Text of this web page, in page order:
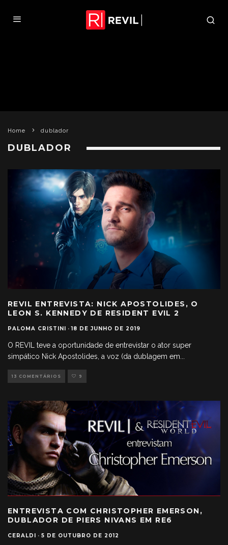
Home dublador
DUBLADOR
REVIL ENTREVISTA: NICK APOSTOLIDES, O
LEON S. KENNEDY DE RESIDENT EVIL 2
PALOMA CRISTINI · 18 DE JUNHO DE 2019
O REVIL teve a oportunidade de entrevistar o ator super
simpático Nick Apostolides, a voz (da dublagem em
13 COMENTÁRIOS 9
ENTREVISTA COM CHRISTOPHER EMERSON,
DUBLADOR DE PIERS NIVANS EM RE6
CERALDI · 5 DE OUTUBRO DE 2012